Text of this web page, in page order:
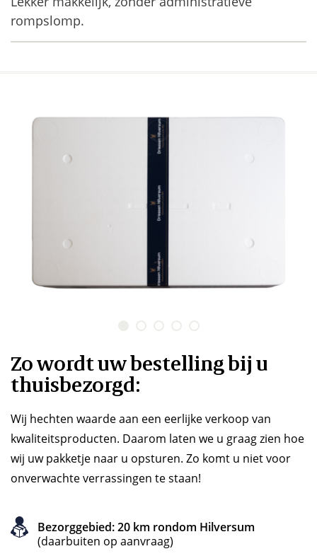
rompslomp.
Zo wordt uw bestelling bij u
thuisbezorgd:
Wij hechten waarde aan een eerlijke verkoop van
kwaliteitsproducten. Daarom laten we u graag zien hoe
wij uw pakketje naar u opsturen. Zo komt u niet voor
onverwachte verrassingen te staan!
Bezorggebied: 20 km rondom Hilversum
(daarbuiten op aanvraag)